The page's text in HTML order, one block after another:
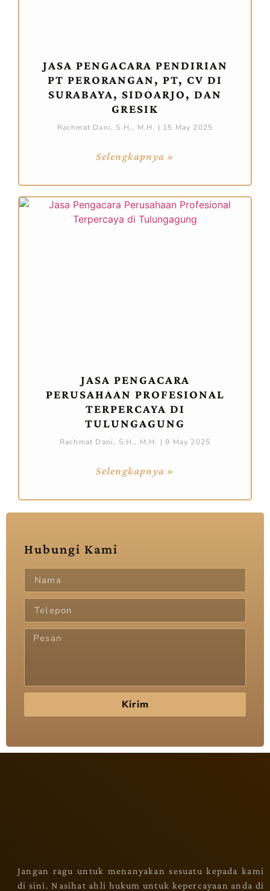
JASA PENGACARA PENDIRIAN
PT PERORANGAN, PT, CV DI
SURABAYA, SIDOARJO, DAN
GRESIK
Rachmat Dani, S.H., M.H. 15 May 2025
Selengkapnya »
JASA PENGACARA
PERUSAHAAN PROFESIONAL
TERPERCAYA DI
TULUNGAGUNG
Rachmat Dani, S.H., M.H. 9 May 2025
Selengkapnya »
Hubungi Kami
Kirim
Jangan ragu untuk menanyakan sesuatu kepada kami
di sini. Nasihat ahli hukum untuk kepercayaan anda di